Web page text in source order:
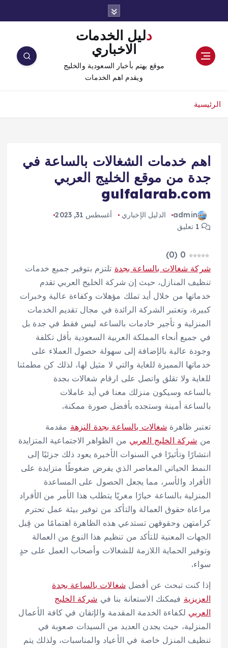
دليل الخدمات
الاخباري
موقع يهتم بأخبار السعودية والخليج
ويقدم اهم الخدمات
الرئيسية
اهم خدمات الشغالات بالساعة في
جدة من موقع الخليج العربي
gulfalarab.com
admin الدليل الإخباري
أغسطس 31, 2023
0
(
0
)
شركة شغالات بالساعة بجدة تلتزم بتوفير جميع خدمات
تنظيف المنازل، حيث إن شركة الخليج العربي تقدم
خدماتها من خلال أيد تملك مؤهلات وكفاءة عالية وخبرات
كبيرة، وتعتبر الشركة الرائدة في مجال تقديم الخدمات
المنزلية و تأجير خادمات بالساعه ليس فقط في جدة بل
في جميع أنحاء المملكة العربية السعودية بأقل تكلفة
وجودة عالية بالإضافة إلى سهولة حصول العملاء على
خدماتها المميزة للغاية والتي لا مثيل لها، لذلك كن مطمئنا
للغاية ولا تقلق واتصل على ارقام شغالات بجدة
بالساعه وسيكون منزلك معنا في أيد عاملات
بالساعة أمينة وستجده بأفضل صورة ممكنة.
تعتبر ظاهرة شغالات بالساعة بجدة النزهة مقدمة
من شركة الخليج العربي من الظواهر الاجتماعية المتزايدة
انتشارًا وتأثيرًا في السنوات الأخيرة يعود ذلك جزئيًا إلى
النمط الحياتي المعاصر الذي يفرض ضغوطًا متزايدة على
الأفراد والأسر، مما يجعل الحصول على المساعدة
المنزلية بالساعة خيارًا مغريًا يتطلب هذا الأمر من الأفراد
مراعاة حقوق العمالة والتأكد من توفير بيئة عمل تحترم
كرامتهن وحقوقهن تستدعي هذه الظاهرة اهتمامًا من قِبل
الجهات المعنية للتأكد من تنظيم هذا النوع من العمالة
وتوفير الحماية اللازمة للشغالات وأصحاب العمل على حدٍ
سواء.
إذا كنت تبحث عن أفضل شغالات بالساعة بجدة
العزيزية فيمكنك الاستعانة بنا في شركة الخليج
العربي لكفاءة الخدمة المقدمة والإتقان في كافة الأعمال
المنزلية، حيث يجدن العديد من السيدات صعوبة في
تنظيف المنزل خاصة في الأعياد والمناسبات، ولذلك يتم